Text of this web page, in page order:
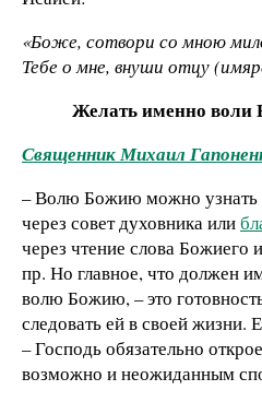
«Боже, сотвори со мною
Тебе о мне, внуши отцу
Желать именно воли
Священник Михаил
– Волю Божию можно узнать
через совет духовника или
через чтение слова
пр. Но главное, что должен
волю Божию, – это
следовать ей в своей жизни.
– Господь обязательно
возможно и неожиданным